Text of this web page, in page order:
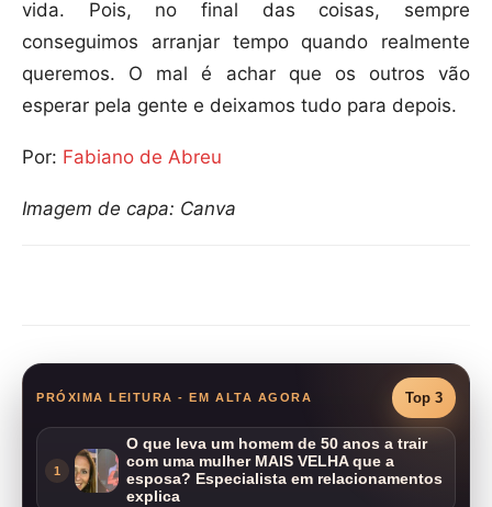
vida. Pois, no final das coisas, sempre
conseguimos arranjar tempo quando realmente
queremos. O mal é achar que os outros vão
esperar pela gente e deixamos tudo para depois.
Por: Fabiano de Abreu
Imagem de capa: Canva
PRÓXIMA LEITURA - EM ALTA AGORA Top 3
1
O que leva um homem de 50 anos a trair
com uma mulher MAIS VELHA que a
esposa? Especialista em relacionamentos
explica